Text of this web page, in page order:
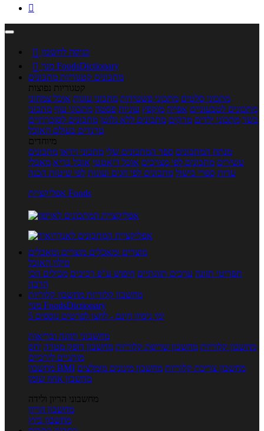

 כניסה לחשבון

מנוי FoodsDictionary
מתכונים קטגוריות מתכונים
קטגוריות נפוצות
מתכוני סלטים מתכוני פשטידות מתכוני עוגות אוכל צמחוני
מתכונים לטבעוניים אפייה מוקפץ עוגיות פסטה מתכוני עוף מתכוני
בשר מתכוני ילדים מרקים מתכונים ללא גלוטן מתכונים לסוכרתיים
טרנדים בעולם האוכל
מיוחדים
מנתח המתכונים ספר המתכונים שלי מתכוני וידאו מתכונים
עשירים מתכונים לפי מצרכים אוכל דיאטטי אוכל בריא מאכלי
עדות ספרי בישול מתכונים לפי חגים ועונות לפי שיטות הכנה
אפליקציית Foods
מוצרים ומאכלים מוצרים ומאכלים
מילון האוכל
תפריטי תזונה ערכים תזונתיים חיפוש ע"פ רכיבים מכילים הכי
הרבה
מחשבון קלוריות מחשבון קלוריות
מנוי FoodsDictionary
5 ימי ניסיון חינם - לחצו לפרטים נוספים
מחשבוני תזונה ובריאות
מחשבון קלוריות מחשבון שריפת קלוריות מחשבון דופק מטרה יחס
מותניים לירכיים
מחשבון BMI
מחשבון צריכת קלוריות מחשבון מינונים מומלצים
מחשבון אחוז שומן
מחשבוני הריון ולידה
מחשבון הריון
מחשבון ביוץ